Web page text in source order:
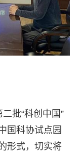
批“科创中国”
国科协试点园
形式，切实将